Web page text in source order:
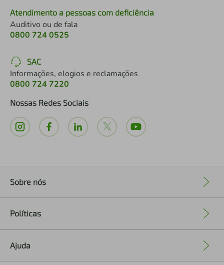
Atendimento a pessoas com deficiência
Auditivo ou de fala
0800 724 0525
SAC
Informações, elogios e reclamações
0800 724 7220
Nossas Redes Sociais
Sobre nós
Políticas
Ajuda